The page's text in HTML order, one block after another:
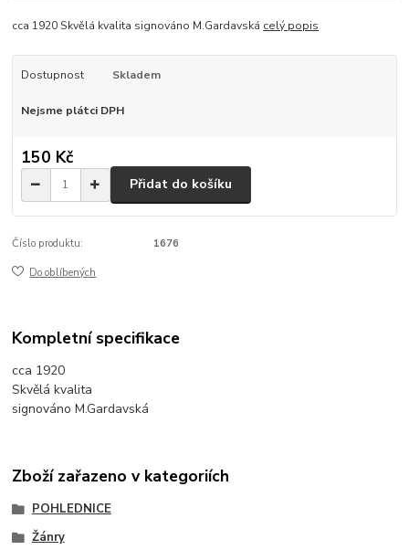
cca 1920 Skvělá kvalita signováno M.Gardavská celý popis
Dostupnost Skladem
Nejsme plátci DPH
150 Kč
Přidat do košíku
Číslo produktu: 1676
Do oblíbených
Kompletní specifikace
cca 1920
Skvělá kvalita
signováno M.Gardavská
Zboží zařazeno v kategoriích
POHLEDNICE
Žánry